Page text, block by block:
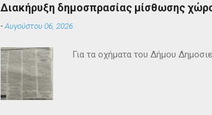
Διακήρυξη δημοσπρασίας μίσθωσης
-Αυγούστου 06, 2026
Για τα οχήματα του Δήμου